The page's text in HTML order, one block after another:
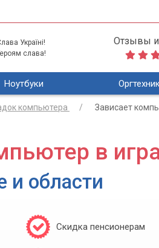
Україні!
слава!
Отзывы и
Ноутбуки
компьютера Зависает
в
и области
Скидка пенсионерам